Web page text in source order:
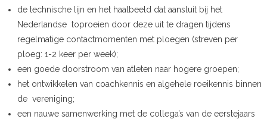
de technische lijn en het haalbeeld dat aansluit bij het
Nederlandse toproeien door deze uit te dragen tijdens
regelmatige contactmomenten met ploegen (streven per
ploeg: 1-2 keer per week);
een goede doorstroom van atleten naar hogere groepen;
het ontwikkelen van coachkennis en algehele roeikennis binnen
de vereniging;
een nauwe samenwerking met de collega’s van de eerstejaars